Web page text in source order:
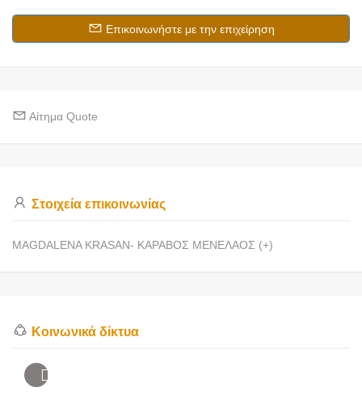
Επικοινωνήστε με την επιχείρηση
Αίτημα Quote
Στοιχεία επικοινωνίας
MAGDALENA KRASAN- ΚΑΡΑΒΟΣ ΜΕΝΕΛΑΟΣ (+)
Κοινωνικά δίκτυα